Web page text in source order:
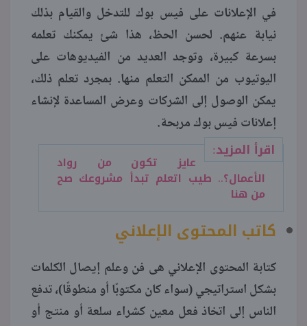
في الإعلانات على فيس بوك للتدخل والقيام بذلك
نيابة عنهم. لحسن الحظ، هذا شئ يمكنك تعلمه
بسرعة كبيرة، وتوجد العديد من الفيديوهات على
اليوتيوب من الممكن التعلم منها. بمجرد تعلم ذلك،
يمكن الوصول إلى الشركات وعرض المساعدة لإنشاء
إعلانات فيس بوك مربحة.
اقرأ المزيد:
عايز تكون من رواد
الأعمال؟.. طيب اتعلم تبدأ مشروعك صح
من هنا
كاتب المحتوى الإعلاني
كتابة المحتوى الإعلاني هى فن وعلم إيصال الكلمات
بشكل استراتيجي (سواء كان مكتوبًا أو منطوقًا)، تدفع
الناس إلى اتخاذ فعل معين كشراء سلعة أو منتج أو